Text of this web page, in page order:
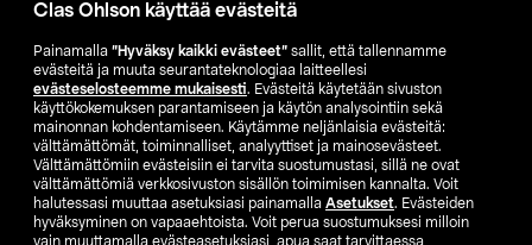
Clas Ohlson käyttää evästeitä
Painamalla ”Hyväksy kaikki evästeet” sallit, että tallennamme
evästeitä ja muuta seurantateknologiaa laitteellesi
evästeselosteemme mukaisesti. Evästeitä käytetään sivuston
käyttökokemuksen parantamiseen ja käytön analysointiin sekä
mainonnan kohdentamiseen. Käytämme neljänlaisia evästeitä:
välttämättömät, toiminnalliset, analyyttiset ja mainosevästeet.
Välttämättömiin evästeisiin ei tarvita suostumustasi, sillä ne ovat
välttämättömiä verkkosivuston sisällön toimimisen kannalta. Voit
halutessasi muuttaa asetuksiasi painamalla Asetukset. Evästeiden
hyväksyminen on vapaaehtoista. Voit perua suostumuksesi milloin
vain muuttamalla evästeasetuksiasi, apua saat tarvittaessa
Etsi myymälä
SE NO FI
FI SV